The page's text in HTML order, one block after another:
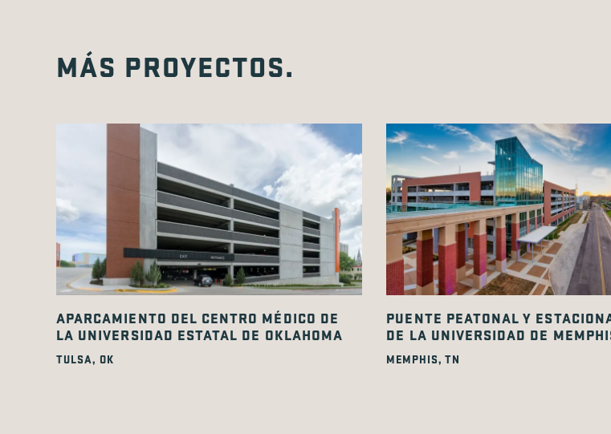
MÁS PROYECTOS.
APARCAMIENTO DEL CENTRO MÉDICO DE
LA UNIVERSIDAD ESTATAL DE OKLAHOMA
TULSA, OK
PUENTE PEATONAL Y
DE LA UNIVERSIDAD DE
MEMPHIS, TN